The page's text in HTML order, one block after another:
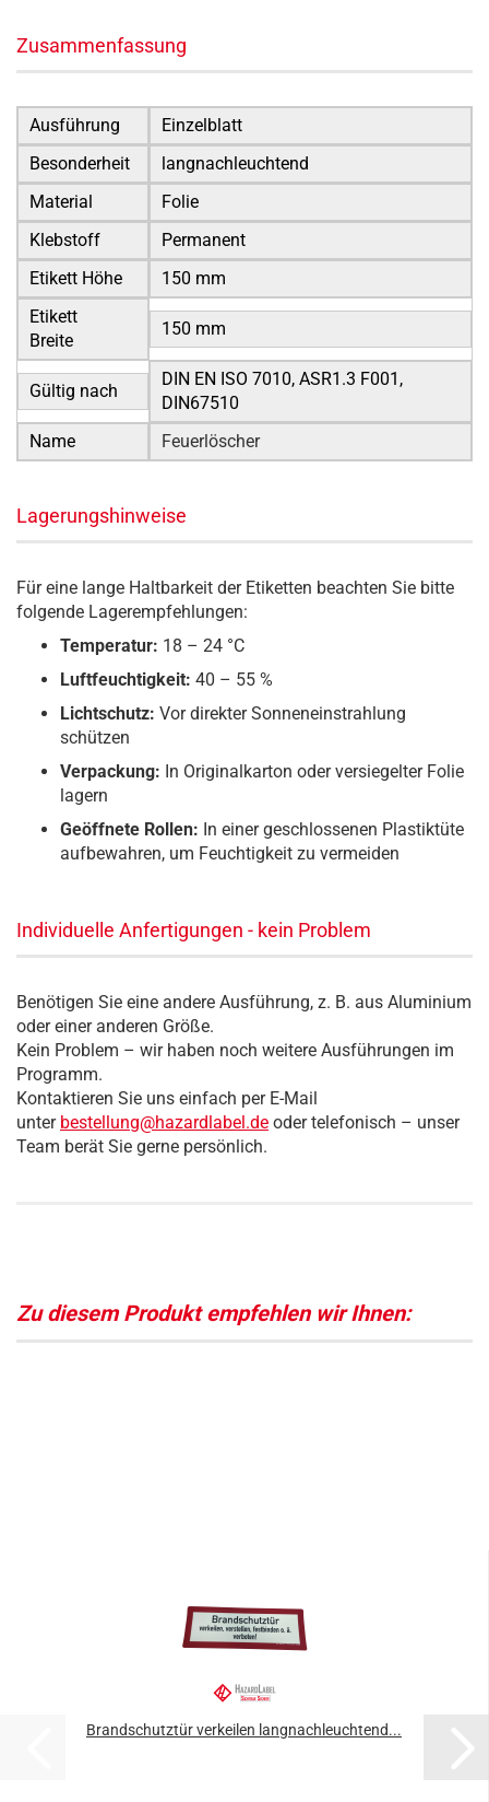
Zusammenfassung
Ausführung
Einzelblatt
Besonderheit
langnachleuchtend
Material
Folie
Klebstoff
Permanent
Etikett Höhe
150 mm
Etikett
Breite
150 mm
Gültig nach
DIN EN ISO 7010, ASR1.3 F001,
DIN67510
Name
Feuerlöscher
Lagerungshinweise
Für eine lange Haltbarkeit der Etiketten beachten Sie bitte
folgende Lagerempfehlungen:
Temperatur: 18 – 24 °C
Luftfeuchtigkeit: 40 – 55 %
Lichtschutz: Vor direkter Sonneneinstrahlung
schützen
Verpackung: In Originalkarton oder versiegelter Folie
lagern
Geöffnete Rollen: In einer geschlossenen Plastiktüte
aufbewahren, um Feuchtigkeit zu vermeiden
Individuelle Anfertigungen - kein Problem
Benötigen Sie eine andere Ausführung, z. B. aus Aluminium
oder einer anderen Größe.
Kein Problem – wir haben noch weitere Ausführungen im
Programm.
Kontaktieren Sie uns einfach per E-Mail
unter bestellung@hazardlabel.de oder telefonisch – unser
Team berät Sie gerne persönlich.
Zu diesem Produkt empfehlen wir Ihnen:
Brandschutztür verkeilen langnachleuchtend...